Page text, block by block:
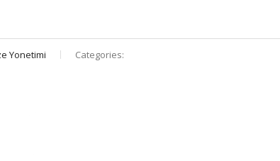
Yonetimi Categories: